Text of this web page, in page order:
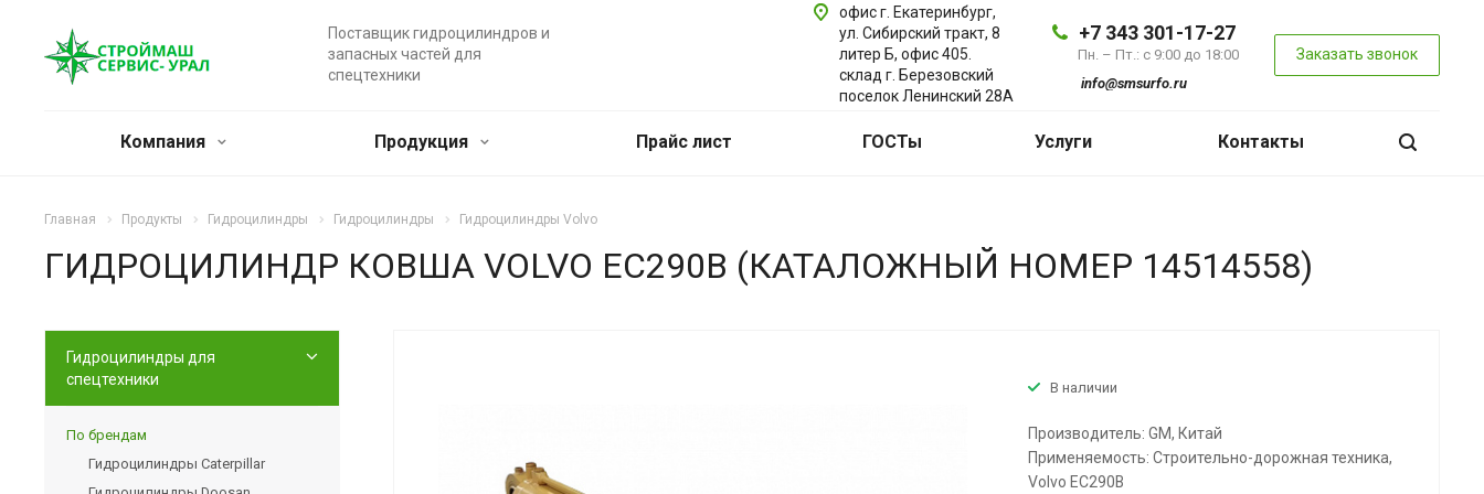
Поставщик гидроцилиндров и
запасных частей для
спецтехники
+7 343 301-17-27
Пн. – Пт.: с 9:00 до 18:00
info@smsurfo.ru
Заказать звонок
офис г. Екатеринбург,
ул. Сибирский тракт, 8
литер Б, офис 405.
склад г. Березовский
поселок Ленинский 28А
Компания Продукция Прайс лист ГОСТы Услуги Контакты
Главная Продукты Гидроцилиндры Гидроцилиндры Гидроцилиндры Volvo
ГИДРОЦИЛИНДР КОВША VOLVO EC290B (КАТАЛОЖНЫЙ НОМЕР 14514558)
В наличии
Производитель: GM, Китай
Применяемость: Строительно-дорожная техника,
Volvo EC290B
Гидроцилиндры для
спецтехники
По брендам
Гидроцилиндры Caterpillar